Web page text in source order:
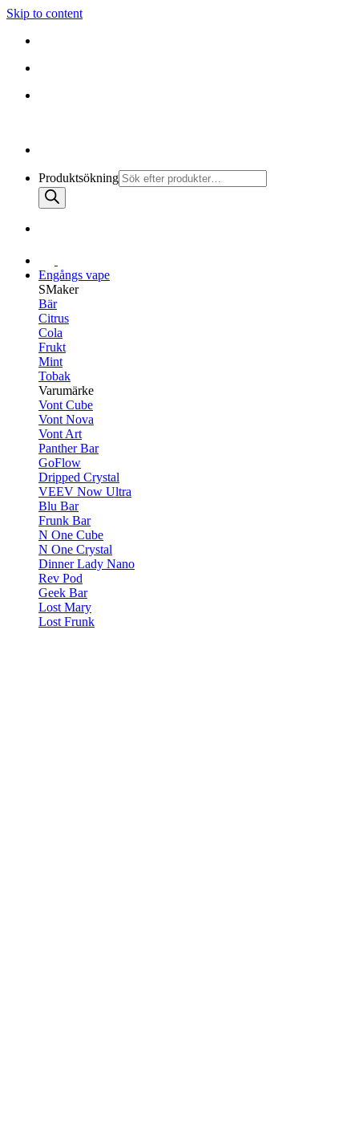
Skip to content
Produktsökning
Engångs vape
SMaker
Bär
Citrus
Cola
Frukt
Mint
Tobak
Varumärke
Vont Cube
Vont Nova
Vont Art
Panther Bar
GoFlow
Dripped Crystal
VEEV Now Ultra
Blu Bar
Frunk Bar
N One Cube
N One Crystal
Dinner Lady Nano
Rev Pod
Geek Bar
Lost Mary
Lost Frunk